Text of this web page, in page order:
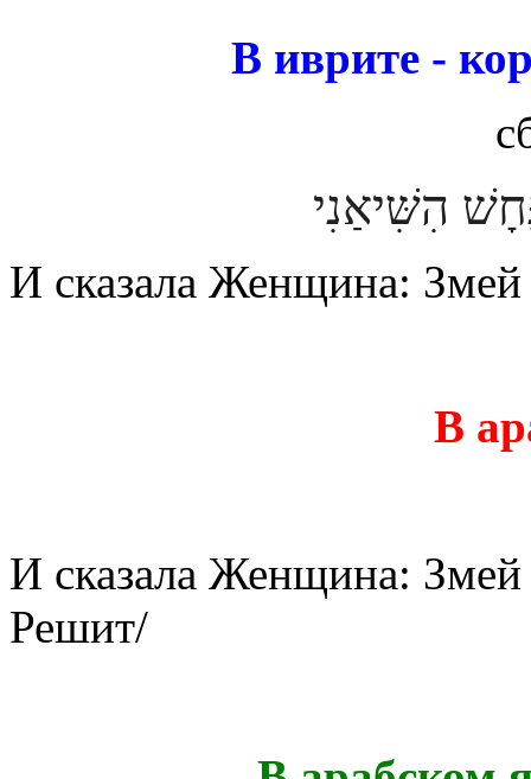
В иврите -
הִשִּׁיאַנִי
И сказала Женщина:
В
И сказала Женщина:
Решит/